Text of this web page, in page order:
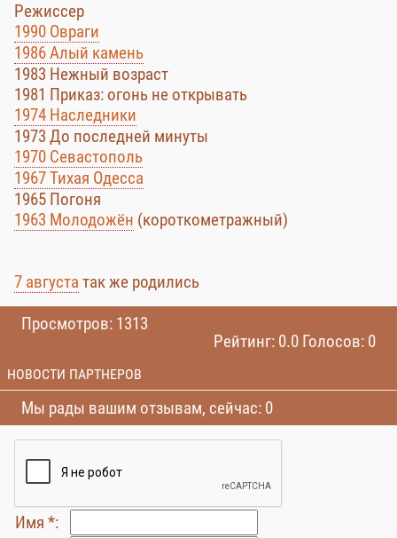
Режиссер
1990 Овраги
1986 Алый камень
1983 Нежный возраст
1981 Приказ: огонь не открывать
1974 Наследники
1973 До последней минуты
1970 Севастополь
1967 Тихая Одесса
1965 Погоня
1963 Молодожён (короткометражный)
7 августа так же родились
Просмотров: 1313
Рейтинг: 0.0 Голосов: 0
НОВОСТИ ПАРТНЕРОВ
Мы рады вашим отзывам, сейчас: 0
Имя *: